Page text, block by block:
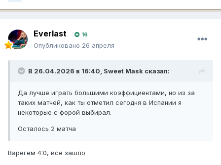
Everlast 16
Опубликовано 26 апреля
В 26.04.2026 в 16:40, Sweet Mask сказал:
Да лучше играть большими коэффициентами, но из за
таких матчей, как ты отметил сегодня в Испании я
некоторые с форой выбирал.
Осталось 2 матча
Варегем 4:0, все зашло